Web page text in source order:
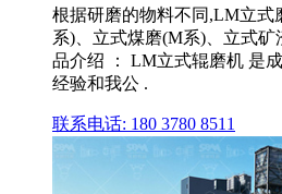
根据研磨的物料不同,LM立式
系)、立式煤磨(M系)、立式
品介绍 ： LM立式辊磨机 是
经验和我公 .
联系电话: 180 3780 8511